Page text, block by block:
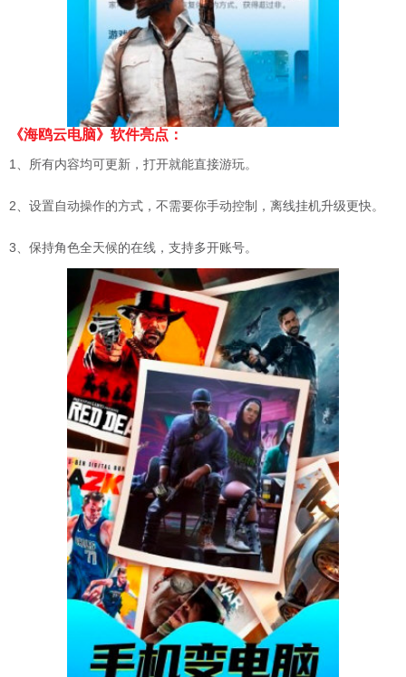
《海鸥云电脑》软件亮点：
1、所有内容均可更新，打开就能直接游玩。
2、设置自动操作的方式，不需要你手动控制，离线挂机升级更快。
3、保持角色全天候的在线，支持多开账号。